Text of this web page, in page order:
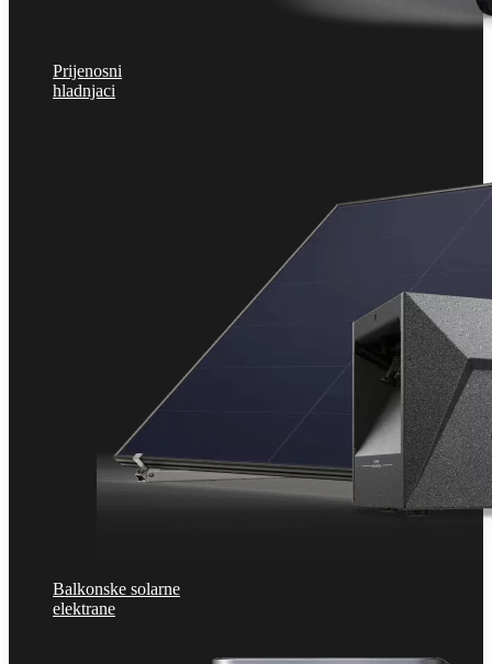
Prijenosni
hladnjaci
Balkonske solarne
elektrane